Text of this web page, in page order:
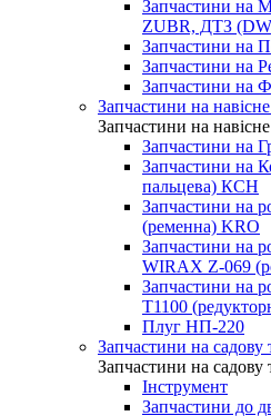
Запчастини на
ZUBR, ДТЗ
Запчастини на
Запчастини на
Запчастини на
Запчастини на
Запчастини на
Запчастини на
Запчастини на
пальцева) КСН
Запчастини на
(ременна) KRO
Запчастини на
WIRAX Z-069
Запчастини на
T1100
Плуг НП-220
Запчастини на садову
Запчастини на садову
Інструмент
Запчастини до